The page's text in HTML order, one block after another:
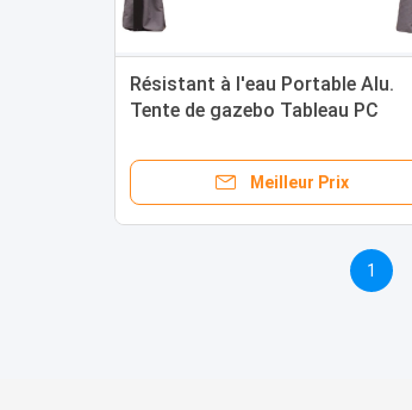
Résistant à l'eau Portable Alu.
Tente de gazebo Tableau PC
3X3X2.6M
Meilleur Prix
1